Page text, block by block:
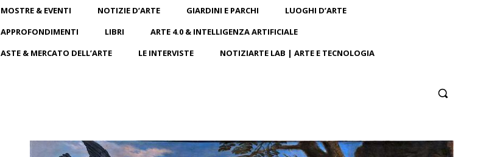
MOSTRE & EVENTI NOTIZIE D’ARTE GIARDINI E PARCHI
LUOGHI D’ARTE
APPROFONDIMENTI
LIBRI
ARTE 4.0 & INTELLIGENZA ARTIFICIALE
ASTE & MERCATO DELL’ARTE
LE INTERVISTE NOTIZIARTE LAB | ARTE E TECNOLOGIA